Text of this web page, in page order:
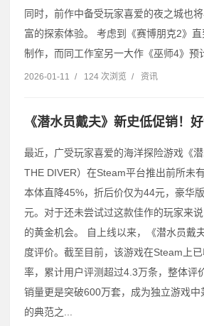
同时，前作中备受玩家喜爱的夜之城也
富的探索体验。 考虑到《赛博朋克2》
制作，而同工作室另一大作《巫师4》预
2026-01-11 / 124 次浏览 / 资讯
《潜水员戴夫》新史低促销！
最近，广受玩家喜爱的海洋探险游戏《
THE DIVER）在Steam平台推出前所未
本体直降45%，折后价仅为44元，豪华
元。对于还未尝试过这款佳作的玩家来
的黄金机会。 自上线以来，《潜水员戴
度评价。截至目前，该游戏在Steam上
率，累计用户评测超过4.3万条，整体评
销量更是突破600万套，成为独立游戏
的典范之...